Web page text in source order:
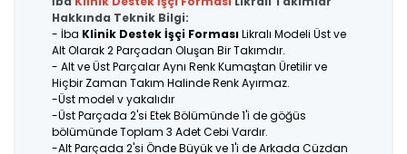
Hakkında Teknik Bilgi:
- İba Klinik Destek İşçi FormasıLikralı Modeli Üst ve
Alt Olarak 2 Parçadan Oluşan Bir Takımdır.
- Alt ve Üst Parçalar Aynı Renk Kumaştan Üretilir ve
Hiçbir Zaman Takım Halinde Renk Ayırmaz.
-Üst model v yakalıdır
-Üst Parçada 2'si Etek Bölümünde 1'i de göğüs
bölümünde Toplam 3 Adet Cebi Vardır.
-Alt Parçada 2'si Önde Büyük ve 1'i de Arkada Cüzdan